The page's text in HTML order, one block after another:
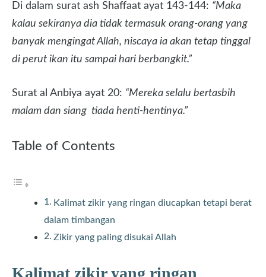
Di dalam surat ash Shaffaat ayat 143-144: “Maka
kalau sekiranya dia tidak termasuk orang-orang yang
banyak mengingat Allah, niscaya ia akan tetap tinggal
di perut ikan itu sampai hari berbangkit.”
Surat al Anbiya ayat 20: “Mereka selalu bertasbih
malam dan siang tiada henti-hentinya.”
Table of Contents
Kalimat zikir yang ringan diucapkan tetapi berat
dalam timbangan
Zikir yang paling disukai Allah